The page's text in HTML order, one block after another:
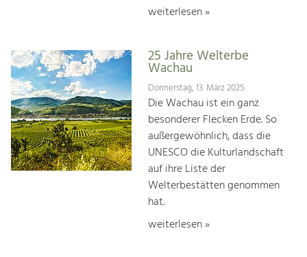
weiterlesen »
25 Jahre Welterbe
Wachau
Donnerstag, 13. März 2025
Die Wachau ist ein ganz
besonderer Flecken Erde. So
außergewöhnlich, dass die
UNESCO die Kulturlandschaft
auf ihre Liste der
Welterbestätten genommen
hat.
weiterlesen »